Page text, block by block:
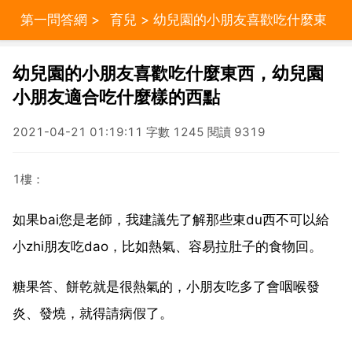
第一問答網 > 育兒 > 幼兒園的小朋友喜歡吃什麼東
西，幼兒園小朋友適合吃什麼樣的西點
幼兒園的小朋友喜歡吃什麼東西，幼兒園
小朋友適合吃什麼樣的西點
2021-04-21 01:19:11 字數 1245 閱讀 9319
1樓：
如果bai您是老師，我建議先了解那些東du西不可以給
小zhi朋友吃dao，比如熱氣、容易拉肚子的食物回。
糖果答、餅乾就是很熱氣的，小朋友吃多了會咽喉發
炎、發燒，就得請病假了。